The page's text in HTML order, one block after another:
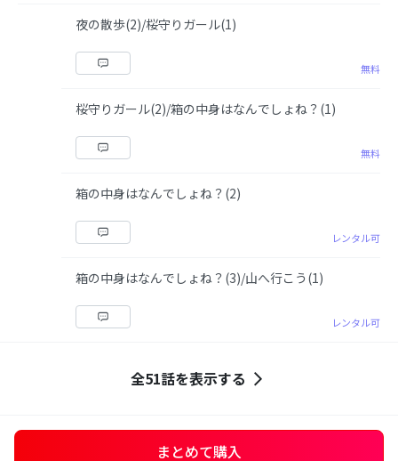
夜の散歩(2)/桜守りガール(1)
無料
桜守りガール(2)/箱の中身はなんでしょね？(1)
無料
箱の中身はなんでしょね？(2)
レンタル可
箱の中身はなんでしょね？(3)/山へ行こう(1)
レンタル可
全51話を表示する
まとめて購入